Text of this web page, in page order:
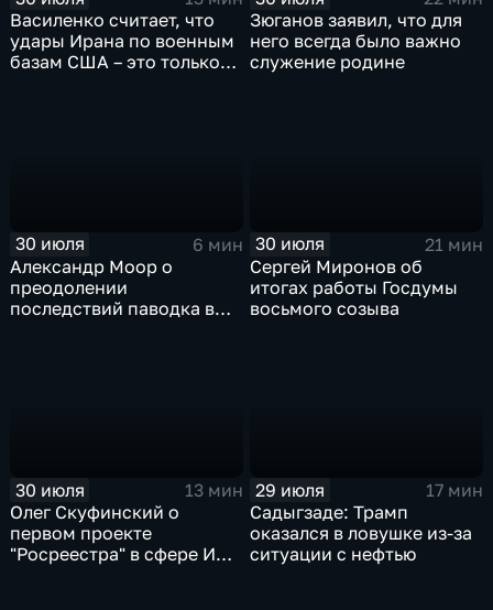
Василенко считает, что
удары Ирана по военным
базам США – это только
Зюганов заявил, что для
него всегда было важно
служение родине
30 июля
6 мин
Александр Моор о
преодолении
последствий паводка в
30 июля
21 мин
Сергей Миронов об
итогах работы Госдумы
восьмого созыва
30 июля
13 мин
Олег Скуфинский о
первом проекте
"Росреестра" в сфере ИИ
29 июля
17 мин
Садыгзаде: Трамп
оказался в ловушке из-за
ситуации с нефтью